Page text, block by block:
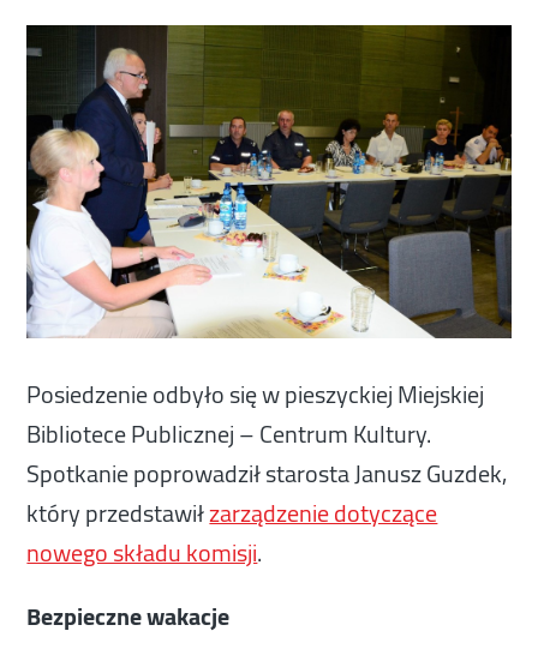
Posiedzenie odbyło się w pieszyckiej Miejskiej
Bibliotece Publicznej – Centrum Kultury.
Spotkanie poprowadził starosta Janusz Guzdek,
który przedstawiłzarządzenie dotyczące
nowego składu komisji.
Bezpieczne wakacje